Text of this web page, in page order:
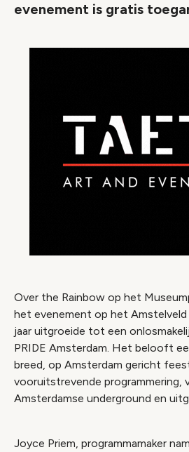
evenement is gratis
Over the Rainbow op het
het evenement op het
jaar uitgroeide tot een
PRIDE Amsterdam. Het belooft
breed, op Amsterdam gericht
vooruitstrevende programmering,
Amsterdamse underground en
Joyce Priem, programmamaker